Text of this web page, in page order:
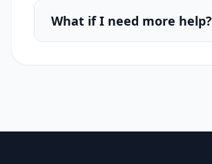
What if I need more help?